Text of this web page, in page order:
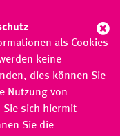
als Cookies
keine
dies können Sie
Nutzung von
Sie sich hiermit
Sie die